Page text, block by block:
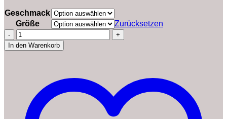
Geschmack
Größe
Zurücksetzen
J.
Hornig
Kaffeebohnen
Classico,
1000g,
schokoladiges
In den Warenkorb